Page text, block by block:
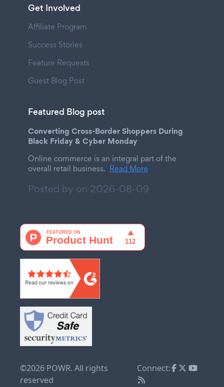
Get Involved
Affiliate Program
Success Stories
Feature Requests
Guest Blog Post
Featured Blog post
Converting Cross-Border Shoppers During
Black Friday & Cyber Monday
Online commerce is an integral part of the
overall retail business. Read More
Posted by on 2026-08-09
©2026 POWR. All rights
reserved
Connect: